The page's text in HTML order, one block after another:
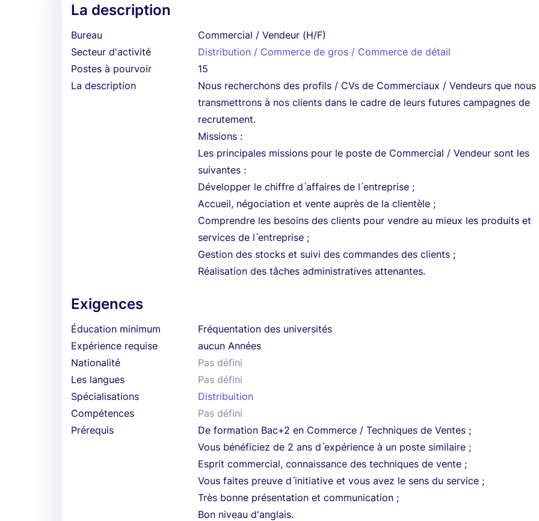
La description
Bureau
Commercial / Vendeur (H/F)
Secteur d'activité
Distribution / Commerce de gros / Commerce de détail
Postes à pourvoir
15
La description
Nous recherchons des profils / CVs de Commerciaux / Vendeurs que nous
transmettrons à nos clients dans le cadre de leurs futures campagnes de
recrutement.
Missions :
Les principales missions pour le poste de Commercial / Vendeur sont les
suivantes :
Développer le chiffre d ́affaires de l ́entreprise ;
Accueil, négociation et vente auprès de la clientèle ;
Comprendre les besoins des clients pour vendre au mieux les produits et
services de l ́entreprise ;
Gestion des stocks et suivi des commandes des clients ;
Réalisation des tâches administratives attenantes.
Exigences
Éducation minimum
Fréquentation des universités
Expérience requise
aucun Années
Nationalité
Pas défini
Les langues
Pas défini
Spécialisations
Distribuition
Compétences
Pas défini
Prérequis
De formation Bac+2 en Commerce / Techniques de Ventes ;
Vous bénéficiez de 2 ans d ́expérience à un poste similaire ;
Esprit commercial, connaissance des techniques de vente ;
Vous faites preuve d ́initiative et vous avez le sens du service ;
Très bonne présentation et communication ;
Bon niveau d'anglais.